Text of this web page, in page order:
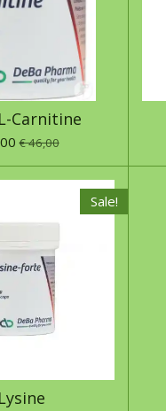
Carnitine
€ 46,00
Sale!